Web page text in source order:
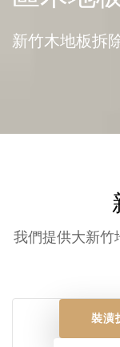
新竹木地板拆
我們提供大新
裝潢